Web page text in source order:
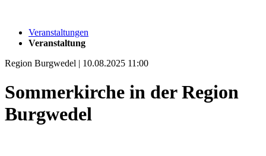
Veranstaltungen
Veranstaltung
Region Burgwedel | 10.08.2025 11:00
Sommerkirche in der Region
Burgwedel